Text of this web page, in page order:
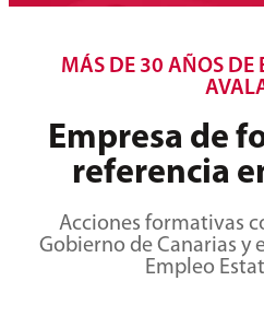
MÁS DE 30 AÑOS DE
Empresa de
referencia
Acciones formativas
Gobierno de Canarias y
Empleo